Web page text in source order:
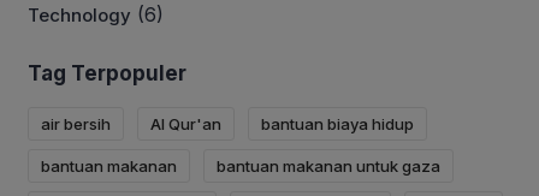
Technology (6)
Tag Terpopuler
air bersih Al Qur'an bantuan biaya hidup
bantuan makanan bantuan makanan untuk gaza